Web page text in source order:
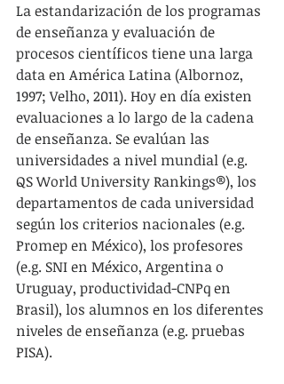
La estandarización de los programas
de enseñanza y evaluación de
procesos científicos tiene una larga
data en América Latina (Albornoz,
1997; Velho, 2011). Hoy en día existen
evaluaciones a lo largo de la cadena
de enseñanza. Se evalúan las
universidades a nivel mundial (e.g.
QS World University Rankings®), los
departamentos de cada universidad
según los criterios nacionales (e.g.
Promep en México), los profesores
(e.g. SNI en México, Argentina o
Uruguay, productividad-CNPq en
Brasil), los alumnos en los diferentes
niveles de enseñanza (e.g. pruebas
PISA).